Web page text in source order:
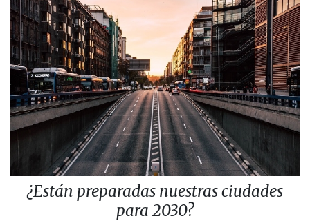
¿Están preparadas nuestras ciudades
para 2030?